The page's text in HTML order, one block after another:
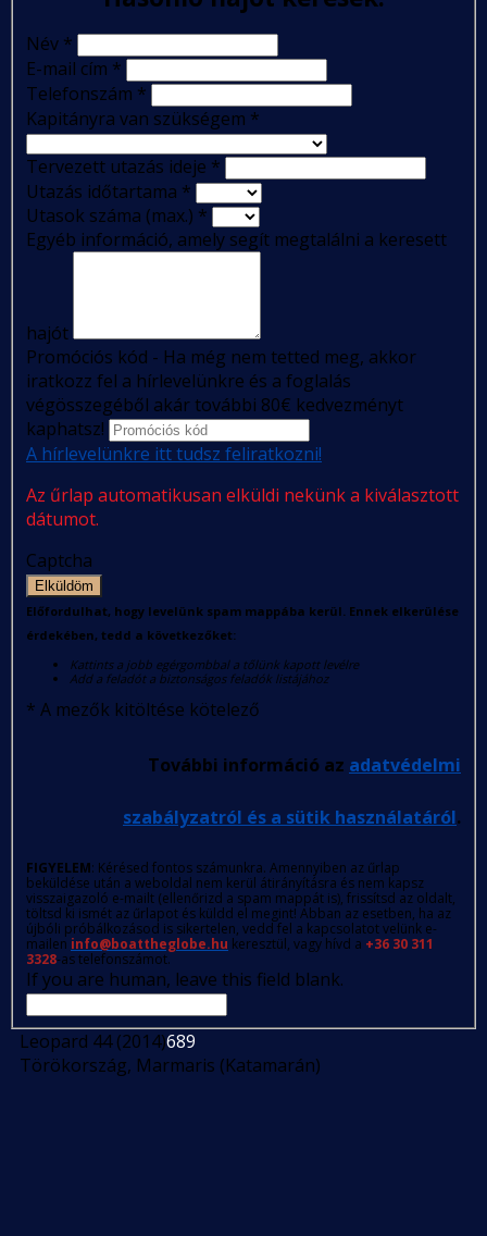
Név *
E-mail cím *
Telefonszám *
Kapitányra van szükségem *
Tervezett utazás ideje *
Utazás időtartama *
Utasok száma (max.) *
Egyéb információ, amely segít megtalálni a keresett
hajót
Promóciós kód - Ha még nem tetted meg, akkor
iratkozz fel a hírlevelünkre és a foglalás
végösszegéből akár további 80€ kedvezményt
kaphatsz!
A hírlevelünkre itt tudsz feliratkozni!
Az űrlap automatikusan elküldi nekünk a kiválasztott
dátumot.
Captcha
Elküldöm
Előfordulhat, hogy levelünk spam mappába kerül. Ennek elkerülése
érdekében, tedd a következőket:
Kattints a jobb egérgombbal a tőlünk kapott levélre
Add a feladót a biztonságos feladók listájához
* A mezők kitöltése kötelező
További információ az adatvédelmi
szabályzatról és a sütik használatáról.
FIGYELEM: Kérésed fontos számunkra. Amennyiben az űrlap
beküldése után a weboldal nem kerül átirányításra és nem kapsz
visszaigazoló e-mailt (ellenőrizd a spam mappát is), frissítsd az oldalt,
töltsd ki ismét az űrlapot és küldd el megint! Abban az esetben, ha az
újbóli próbálkozásod is sikertelen, vedd fel a kapcsolatot velünk e-
mailen info@boattheglobe.hu keresztül, vagy hívd a +36 30 311
3328-as telefonszámot.
If you are human, leave this field blank.
Leopard 44 (2014)689
Törökország, Marmaris (Katamarán)